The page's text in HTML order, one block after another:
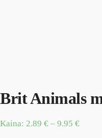
Brit Animals
Kaina: 2.89 € – 9.95 €